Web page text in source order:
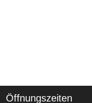
Öffnungszeiten